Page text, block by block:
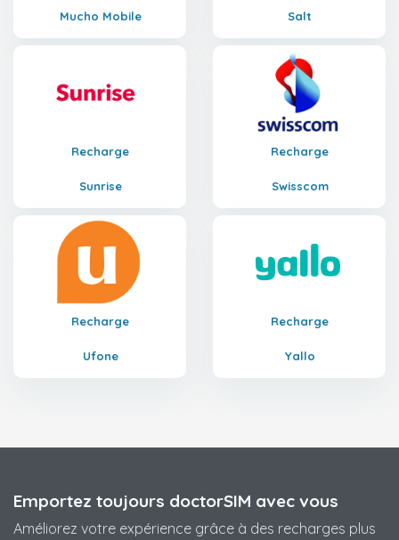
Mucho Mobile Salt
Recharge
Sunrise
Recharge
Swisscom
Recharge
Ufone
Recharge
Yallo
Emportez toujours doctorSIM avec vous
Améliorez votre expérience grâce à des recharges plus